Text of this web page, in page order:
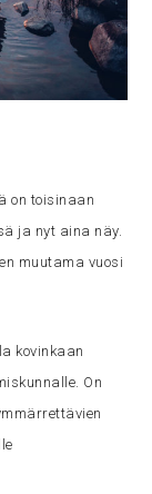
on toisinaan
ja nyt aina näy.
muutama vuosi
kovinkaan
On